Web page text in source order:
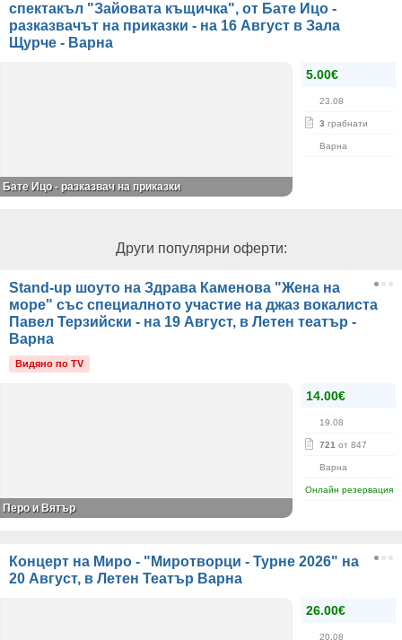
спектакъл "Зайовата къщичка", от Бате Ицо -
разказвачът на приказки - на 16 Август в Зала
Щурче - Варна
5.00€
23.08
3 грабнати
Варна
Бате Ицо - разказвач на приказки
Други популярни оферти:
Stand-up шоуто на Здрава Каменова "Жена на
море" със специалното участие на джаз вокалиста
Павел Терзийски - на 19 Август, в Летен театър -
Варна
Видяно по TV
14.00€
19.08
721 от 847
Варна
Онлайн резервация
Перо и Вятър
Концерт на Миро - "Миротворци - Турне 2026" на
20 Август, в Летен Театър Варна
26.00€
20.08